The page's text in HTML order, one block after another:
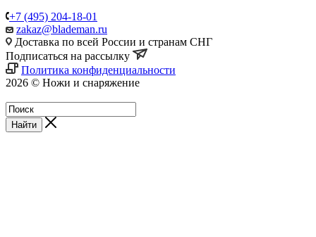
+7 (495) 204-18-01
zakaz@blademan.ru
Доставка по всей России и странам СНГ
Подписаться на рассылку
Политика конфиденциальности
2026 © Ножи и снаряжение
Найти